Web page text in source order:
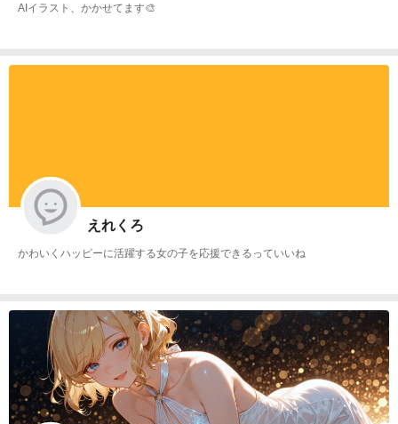
AIイラスト、かかせてます🎨
えれくろ
かわいくハッピーに活躍する女の子を応援できるっていいね